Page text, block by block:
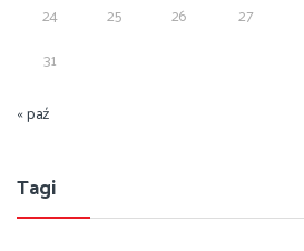
24
25 26 27
31
« paź
Tagi